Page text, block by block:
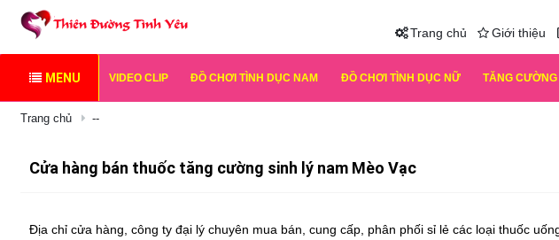
Trang chủ Giới thiệu
MENU VIDEO CLIP ĐỒ CHƠI TÌNH DỤC NAM ĐỒ CHƠI TÌNH DỤC NỮ TĂNG
Trang chủ --
Cửa hàng bán thuốc tăng cường sinh lý nam Mèo Vạc
Địa chỉ cửa hàng, công ty đại lý chuyên mua bán, cung cấp, phân phối sỉ lẻ các loại thuốc